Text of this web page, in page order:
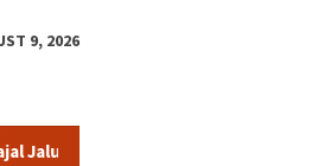
9, 2026
Trekking dan Trail Run